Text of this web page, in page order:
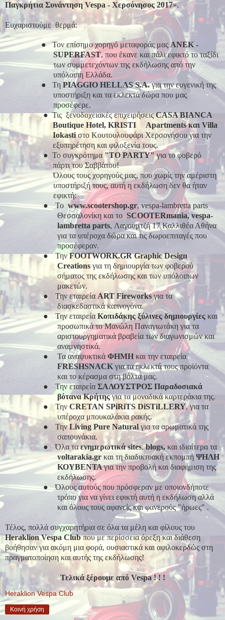
Παγκρήτια Συνάντηση Vespa - Χερσόνησος 2017».
Ευχαριστούμε θερμά:
● Τον επίσημο χορηγό μεταφοράς μας ΑΝΕΚ -
SUPERFAST, που έκανε και πάλι εφικτό το ταξίδι
των συμμετεχόντων της εκδήλωσης από την
υπόλοιπη Ελλάδα.
●
Τη PIAGGIO HELLAS S.A.για την ευγενική της
υποστήριξη και τα εκλεκτά δώρα που μας
προσέφερε.
● Τις ξενοδοχειακές επιχειρήσειςCASA BIANCA
Boutique Hotel, KRISTI
Apartments και Villa
Iokastiστο Κουτουλουφάρι Χερσονήσου για την
εξυπηρέτηση και φιλοξενία τους.
● Το συγκρότημα "TO PARTY"για το φοβερό
πάρτι του Σαββάτου!
Όλους τους χορηγούς μας, που χωρίς την αμέριστη
υποστήριξή τους, αυτή η εκδήλωση δεν θα ήταν
εφικτή:
●
Το www.scootershop.gr, vespa-lambretta parts
Θεσσαλονίκη και το SCOOTERmania, vespa-
lambretta parts, Λαγουμτζή 17 Καλλιθέα Αθήνα
για τα υπέροχα δώρα και τις δωροεπιταγές που
προσέφεραν.
●
ΤηνFOOTWORK.GR Graphic Design
Creations για τη δημιουργία των φοβερού
σήματος της εκδήλωσης και των υπόλοιπων
μακετών.
●
Την εταιρεία ART Fireworksγια τα
διασκεδαστικά καπνογόνα.
●
Την εταιρεία Κοπιδάκης ξύλινες δημιουργίες και
προσωπικά το Μανώλη Παναγιωτάκη για τα
αριστουργηματικά βραβεία των διαγωνισμών και
αναμνηστικά.
●
Τα αναψυκτικά ΦΗΜΗκαι την εταιρεία
FRESHSNACK για τα εκλεκτά τους προϊόντα
και το κέρασμα στη βόλτα μας.
●
Την εταιρεία ΣΑΛΟΥΣΤΡΟΣ Παραδοσιακά
βότανα Κρήτηςγια τα μοναδικά καρτεράκια της.
●
Την CRETAN SPiRiTS DiSTiLLERY, για τα
υπέροχα μπουκαλάκια ρακής.
●
ΤηνLiving Pure Naturalγια τα αρωματικά της
σαπουνάκια.
●
Όλα ταενημερωτικά sites,blogs, και ιδιαίτερα τα
voltarakia.gr και τη διαδικτυακή εκπομπή ΨΗΛΗ
ΚΟΥΒΕΝΤΑγια την προβολή και διαφήμιση της
εκδήλωσης.
●
Όλους αυτούς που πρόσφεραν με οποιονδήποτε
τρόπο για να γίνει εφικτή αυτή η εκδήλωση αλλά
και όλους τους αφανείς και φανερούς "ήρωες" .
Τέλος, πολλά συγχαρητήρια σε όλα τα μέλη και φίλους του
Heraklion Vespa Clubπου με περίσσεια όρεξη και διάθεση
βοήθησαν για ακόμη μια φορά, ουσιαστικά και αφιλοκερδώς στη
πραγματοποίηση και αυτής της εκδήλωσης!
Τελικά ξέρουμε από Vespa ! ! !
Heraklion Vespa Club
Κοινή χρήση